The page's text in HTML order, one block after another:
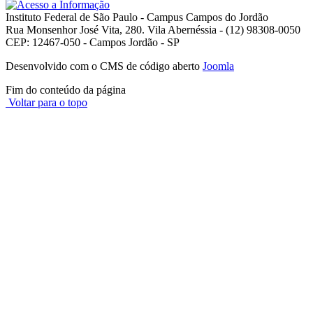
Instituto Federal de São Paulo - Campus Campos do Jordão
Rua Monsenhor José Vita, 280. Vila Abernéssia - (12) 98308-0050
CEP: 12467-050 - Campos Jordão - SP
Desenvolvido com o CMS de código aberto Joomla
Fim do conteúdo da página
Voltar para o topo